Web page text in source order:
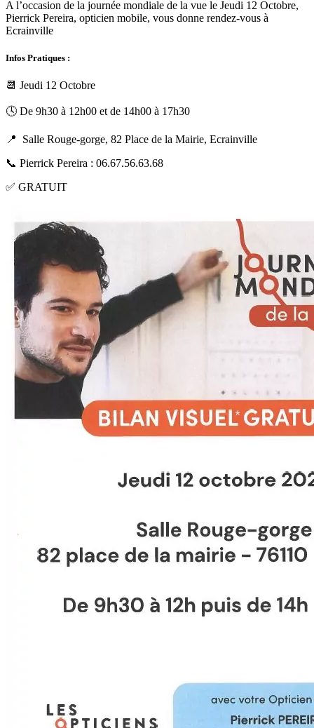
A l’occasion de la journée mondiale de la vue le Jeudi 12 Octobre,
Pierrick Pereira, opticien mobile, vous donne rendez-vous à
Ecrainville
Infos Pratiques :
📆 Jeudi 12 Octobre
🕓 De 9h30 à 12h00 et de 14h00 à 17h30
📍 Salle Rouge-gorge, 82 Place de la Mairie, Ecrainville
📞 Pierrick Pereira : 06.67.56.63.68
✅ GRATUIT